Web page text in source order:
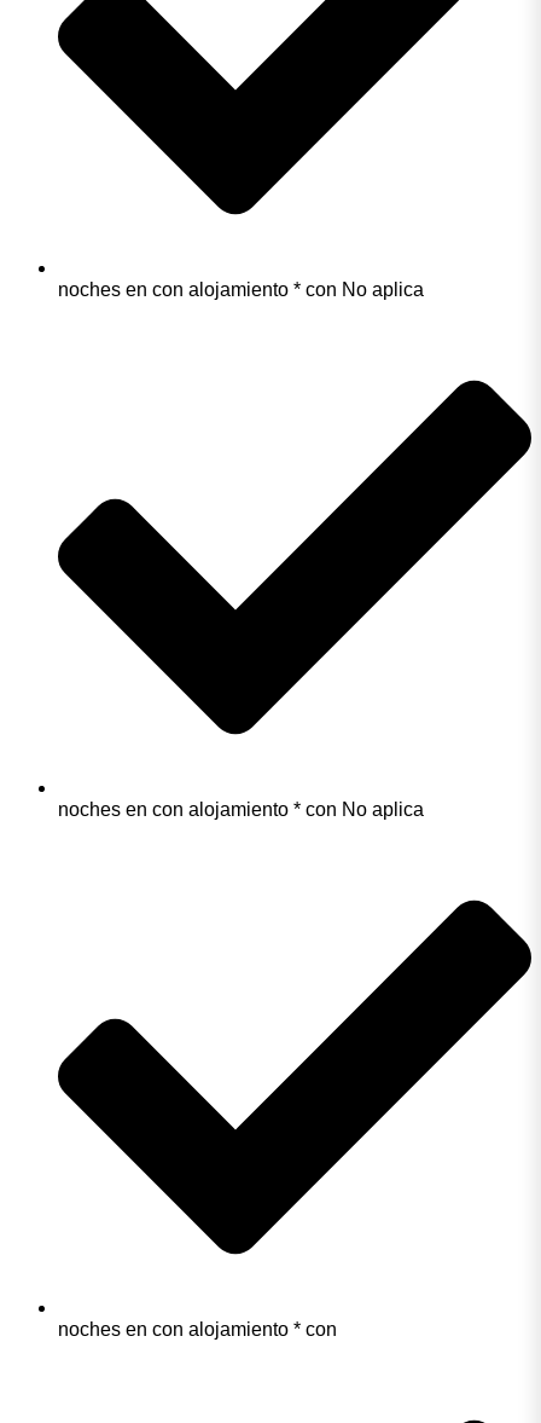
noches en con alojamiento * con No aplica
noches en con alojamiento * con No aplica
noches en con alojamiento * con